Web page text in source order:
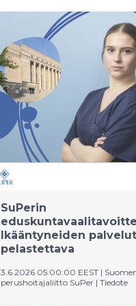
sote-järjestöille ja
lausuttavaksi lähtee luonnos
palveluverkon visiosta
saakka. Varha haluaa avata
keskustelun
muuttuessa ja kuulla
näkemyksiä. Päätöksiä
uudistamisesta ei ole tehty.
Luonnokset etenevät
päätöksentekoon syksyllä.
SuPerin
Ikääntyneiden
pelastettava
3.6.2026 05:00:00 EEST |
perushoitajaliitto SuPer | Tiedote